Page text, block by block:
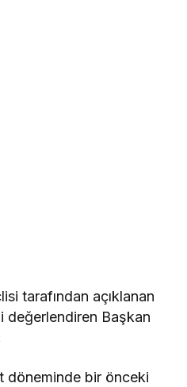
tarafından açıklanan
değerlendiren Başkan
döneminde bir önceki